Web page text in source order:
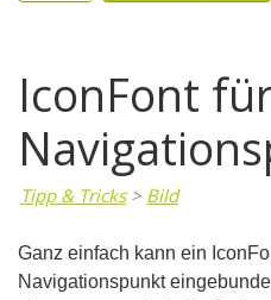
IconFont
Tipp & Tricks> Bild
Ganz einfach kann ein
Navigationspunkt